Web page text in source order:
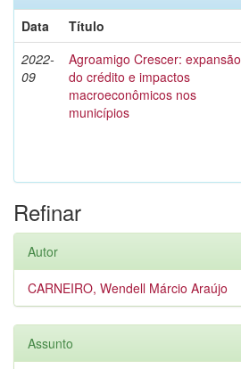
Data
Título
2022-
09
Agroamigo Crescer: expansão
do crédito e impactos
macroeconômicos nos
municípios
Refinar
Autor
CARNEIRO, Wendell Márcio Araújo
Assunto